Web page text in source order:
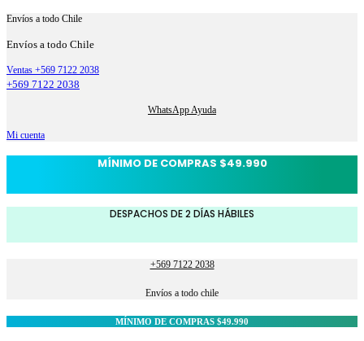
Envíos a todo Chile
Envíos a todo Chile
Ventas +569 7122 2038
+569 7122 2038
WhatsApp Ayuda
Mi cuenta
MÍNIMO DE COMPRAS $49.990
DESPACHOS DE 2 DÍAS HÁBILES
+569 7122 2038
Envíos a todo chile
MÍNIMO DE COMPRAS $49.990